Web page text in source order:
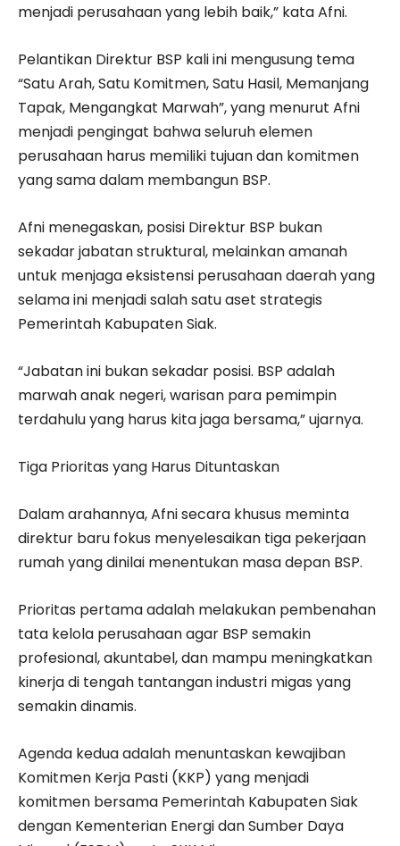
menjadi perusahaan yang lebih baik,” kata Afni.
Pelantikan Direktur BSP kali ini mengusung tema
“Satu Arah, Satu Komitmen, Satu Hasil, Memanjang
Tapak, Mengangkat Marwah”, yang menurut Afni
menjadi pengingat bahwa seluruh elemen
perusahaan harus memiliki tujuan dan komitmen
yang sama dalam membangun BSP.
Afni menegaskan, posisi Direktur BSP bukan
sekadar jabatan struktural, melainkan amanah
untuk menjaga eksistensi perusahaan daerah yang
selama ini menjadi salah satu aset strategis
Pemerintah Kabupaten Siak.
“Jabatan ini bukan sekadar posisi. BSP adalah
marwah anak negeri, warisan para pemimpin
terdahulu yang harus kita jaga bersama,” ujarnya.
Tiga Prioritas yang Harus Dituntaskan
Dalam arahannya, Afni secara khusus meminta
direktur baru fokus menyelesaikan tiga pekerjaan
rumah yang dinilai menentukan masa depan BSP.
Prioritas pertama adalah melakukan pembenahan
tata kelola perusahaan agar BSP semakin
profesional, akuntabel, dan mampu meningkatkan
kinerja di tengah tantangan industri migas yang
semakin dinamis.
Agenda kedua adalah menuntaskan kewajiban
Komitmen Kerja Pasti (KKP) yang menjadi
komitmen bersama Pemerintah Kabupaten Siak
dengan Kementerian Energi dan Sumber Daya